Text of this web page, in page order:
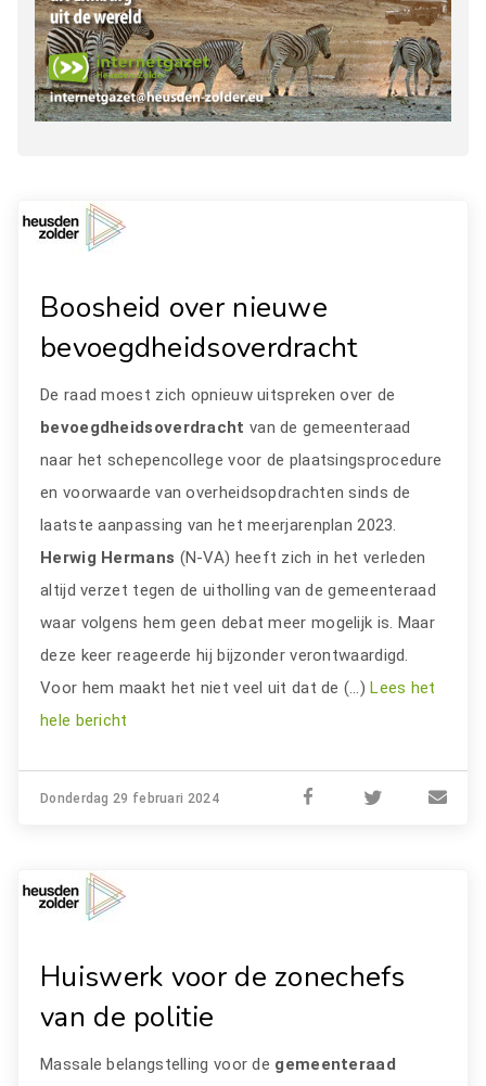
Boosheid over nieuwe
bevoegdheidsoverdracht
De raad moest zich opnieuw uitspreken over de
bevoegdheidsoverdracht van de gemeenteraad
naar het schepencollege voor de plaatsingsprocedure
en voorwaarde van overheidsopdrachten sinds de
laatste aanpassing van het meerjarenplan 2023.
Herwig Hermans (N-VA) heeft zich in het verleden
altijd verzet tegen de uitholling van de gemeenteraad
waar volgens hem geen debat meer mogelijk is. Maar
deze keer reageerde hij bijzonder verontwaardigd.
Voor hem maakt het niet veel uit dat de (…) Lees het
hele bericht
Donderdag 29 februari 2024
Huiswerk voor de zonechefs
van de politie
Massale belangstelling voor de gemeenteraad